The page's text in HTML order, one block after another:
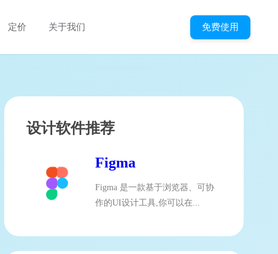
定价 关于我们 免费使用
设计软件推荐
Figma
Figma 是一款基于浏览器、可协
作的UI设计工具,你可以在...